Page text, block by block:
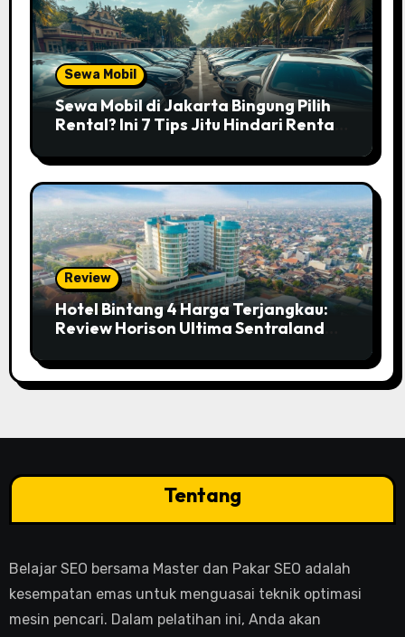
Sewa Mobil
Sewa Mobil di Jakarta Bingung Pilih
Rental? Ini 7 Tips Jitu Hindari Rental
Review
Hotel Bintang 4 Harga Terjangkau:
Review Horison Ultima Sentraland
Tentang
Belajar SEO bersama Master dan Pakar SEO adalah
kesempatan emas untuk menguasai teknik optimasi
mesin pencari. Dalam pelatihan ini, Anda akan